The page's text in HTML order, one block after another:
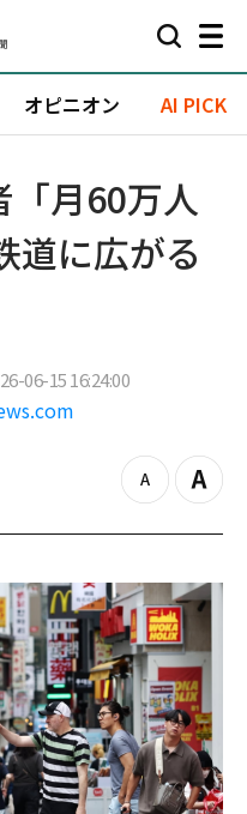
オピニオン AI PICK
「月60万人
に広がる
06-15 16:24:00
z
o
o
u
t
Z
o
i
n